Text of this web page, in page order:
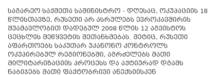
საგარეო საქმეთა სამინისტრო - დღესაც, ოკუპაციის 18
წლისთავზე, რუსეთი არ ასრულებს ევროკავშირის
შუამავლობით დადებულ 2008 წლის 12 აგვისტოს
ცეცხლის შეწყვეტის შეთანხმებას. მეტიც, რუსეთი
აფართოებს საკუთარ უკანონო კონტროლს
ოკუპირებულ რეგიონებში, აგრძელებს მათი
მილიტარიზაციის პროცესს და აქტიურად დგამს
ნაბიჯებს მათი ფაქტობრივი ანექსიისკენ